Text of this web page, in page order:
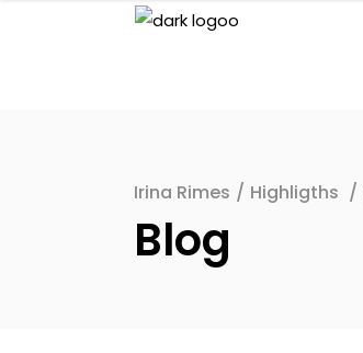
Irina Rimes / Highligths /
Blog